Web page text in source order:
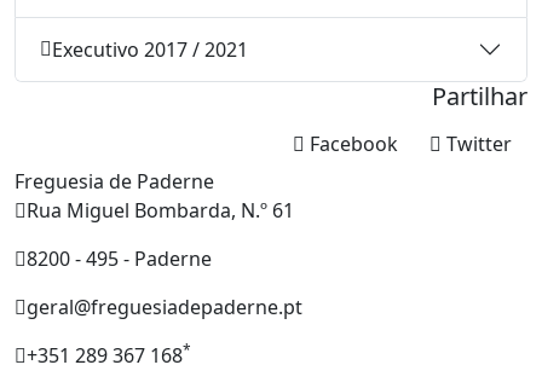
Executivo 2017 / 2021
Partilhar
Twitter
Facebook
Freguesia de Paderne
Rua Miguel Bombarda, N.º 61
8200 - 495 - Paderne
geral@freguesiadepaderne.pt
+351 289 367 168*